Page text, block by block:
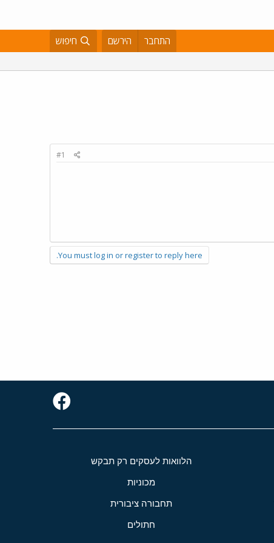
התחבר הירשם חיפוש
#1
You must log in or register to reply here.
הלוואות לעסקים רק תבקש
מכוניות
תחבורה ציבורית
חתולים